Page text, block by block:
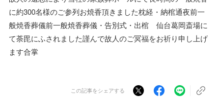
に約300名様のご参列お焼香頂きました枕経・納棺通夜前一
般焼香葬儀前一般焼香葬儀・告別式・出棺 仙台葛岡斎場に
て荼毘にふされました謹んで故人のご冥福をお祈り申し上げ
ます合掌
この記事をシェアする